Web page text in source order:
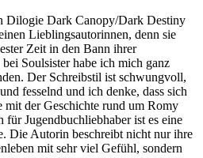
Dilogie Dark Canopy/Dark Destiny
Lieblingsautorinnen, denn sie
Zeit in den Bann ihrer
Soulsister habe ich mich ganz
Der Schreibstil ist schwungvoll,
fesselnd und ich denke, dass sich
mit der Geschichte rund um Romy
für Jugendbuchliebhaber ist es eine
Die Autorin beschreibt nicht nur ihre
mit sehr viel Gefühl, sondern